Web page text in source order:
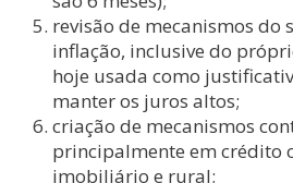
revisão de mecanismos do
inflação, inclusive do
hoje usada como
manter os juros altos;
criação de mecanismos
principalmente em crédito
imobiliário e rural;